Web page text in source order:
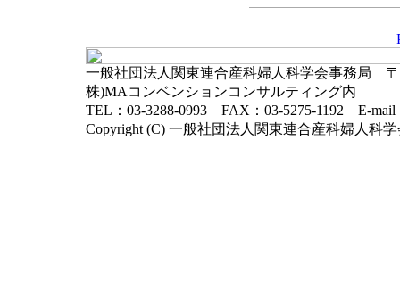
一般社団法人関東連合産科婦人科学会事務局 〒
株)MAコンベンションコンサルティング内
TEL：03-3288-0993 FAX：03-5275-1192 E-mail
Copyright (C) 一般社団法人関東連合産科婦人科